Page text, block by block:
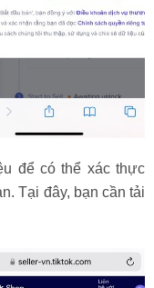
để có thể xác thực
Tại đây, bạn cần tải